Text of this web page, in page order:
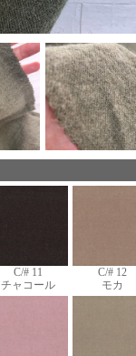
C/# 11
チャコール
C/# 12
モカ